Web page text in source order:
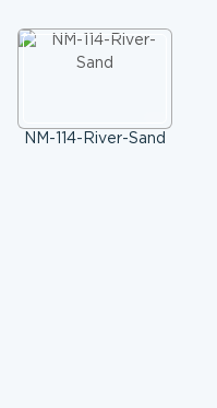
NM-114-River-Sand